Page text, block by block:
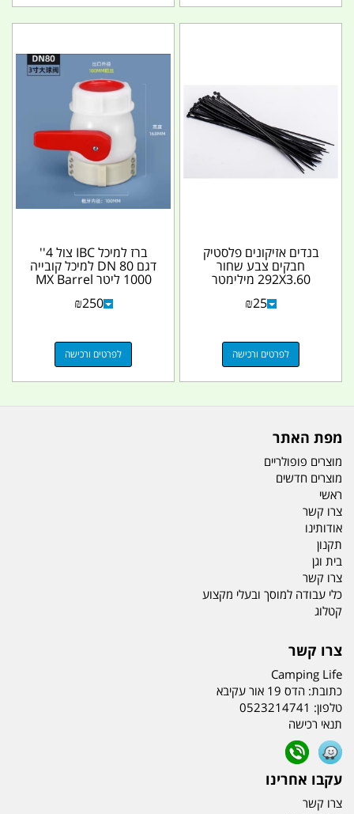
בנדים אזיקונים פלסטיק
חבקים צבע שחור
292X3.60 מילימטר
₪25
לפרטים ורכישה
ברז למיכל IBC צול 4''
דגם DN 80 למיכל קובייה
1000 ליטר MX Barrel
₪250
לפרטים ורכישה
מפת האתר
מוצרים פופולריים
מוצרים חדשים
ראשי
צרו קשר
אודותינו
תקנון
בית וגן
צרו קשר
כלי עבודה למוסך ובעלי מקצוע
קטלוג
צרו קשר
Camping Life
כתובת: הדס 19 אור עקיבא
טלפון: 0523214741
תנאי רכישה
עקבו אחרינו
צרו קשר